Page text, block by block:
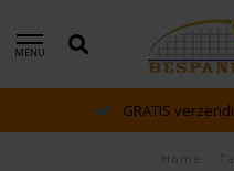
MENU
GRATIS